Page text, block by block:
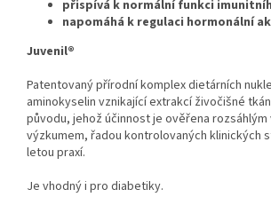
přispívá k normální funkci
napomáhá k regulaci hormonální
Juvenil®
Patentovaný přírodní komplex dietárních
aminokyselin vznikající extrakcí živočišné
původu, jehož účinnost je ověřena
výzkumem, řadou kontrolovaných klinických
letou praxí.
Je vhodný i pro diabetiky.